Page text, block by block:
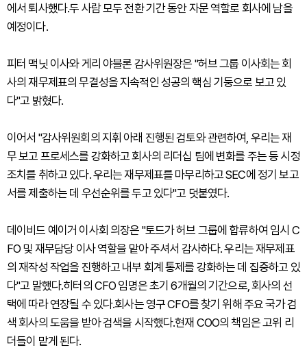
에서 퇴사했다.두 사람 모두 전환 기간 동안 자문 역할로 회사에 남을
예정이다.
피터 맥닛 이사와 게리 야블론 감사위원장은 "허브 그룹 이사회는 회
사의 재무제표의 무결성을 지속적인 성공의 핵심 기둥으로 보고 있
다"고 밝혔다.
이어서 "감사위원회의 지휘 아래 진행된 검토와 관련하여, 우리는 재
무 보고 프로세스를 강화하고 회사의 리더십 팀에 변화를 주는 등 시정
조치를 취하고 있다. 우리는 재무제표를 마무리하고 SEC에 정기 보고
서를 제출하는 데 우선순위를 두고 있다"고 덧붙였다.
데이비드 예이거 이사회 의장은 "토드가 허브 그룹에 합류하여 임시 C
FO 및 재무담당 이사 역할을 맡아 주셔서 감사하다. 우리는 재무제표
의 재작성 작업을 진행하고 내부 회계 통제를 강화하는 데 집중하고 있
다"고 말했다.히터의 CFO 임명은 초기 6개월의 기간으로, 회사의 선
택에 따라 연장될 수 있다.회사는 영구 CFO를 찾기 위해 주요 국가 검
색 회사의 도움을 받아 검색을 시작했다.현재 COO의 책임은 고위 리
더들이 맡게 된다.